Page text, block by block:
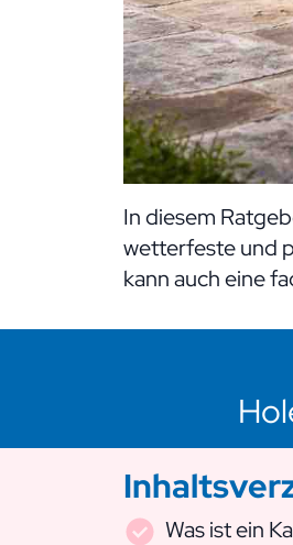
In diesem
wetterfeste und
kann auch eine
Was ist ein